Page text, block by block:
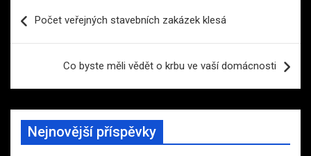
proPočet veřejných stavebních zakázek klesá
Co byste měli vědět o krbu ve vaší domácnosti
Nejnovější příspěvky